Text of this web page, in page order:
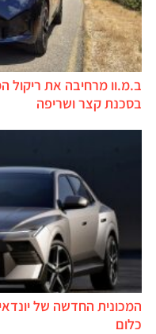
בסכנת קצר ושריפה
המכונית החדשה של
כלום